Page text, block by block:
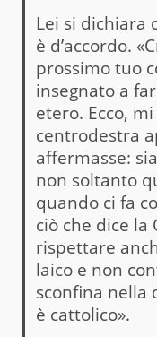
Lei si dichiara
è d’accordo.
prossimo tuo
insegnato a
etero. Ecco,
centrodestra
affermasse:
non soltanto
quando ci fa
ciò che dice la
rispettare
laico e non
sconfina nella
è cattolico».